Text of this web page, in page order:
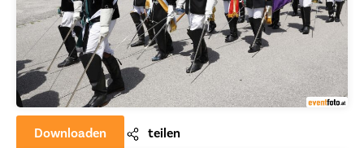
Downloaden teilen